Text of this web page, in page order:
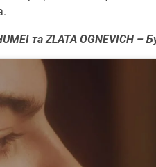
та ZLATA OGNEVICH –